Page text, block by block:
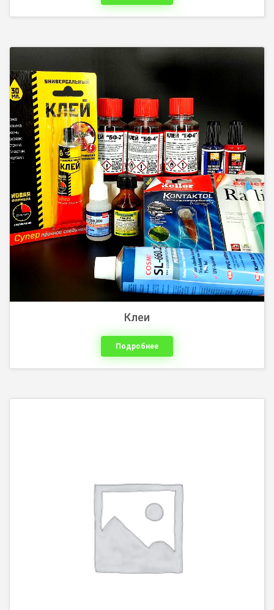
Клеи
Подробнее
Кнопки, микрокнопки, переключатели, концевые
переключатели, тумблеры